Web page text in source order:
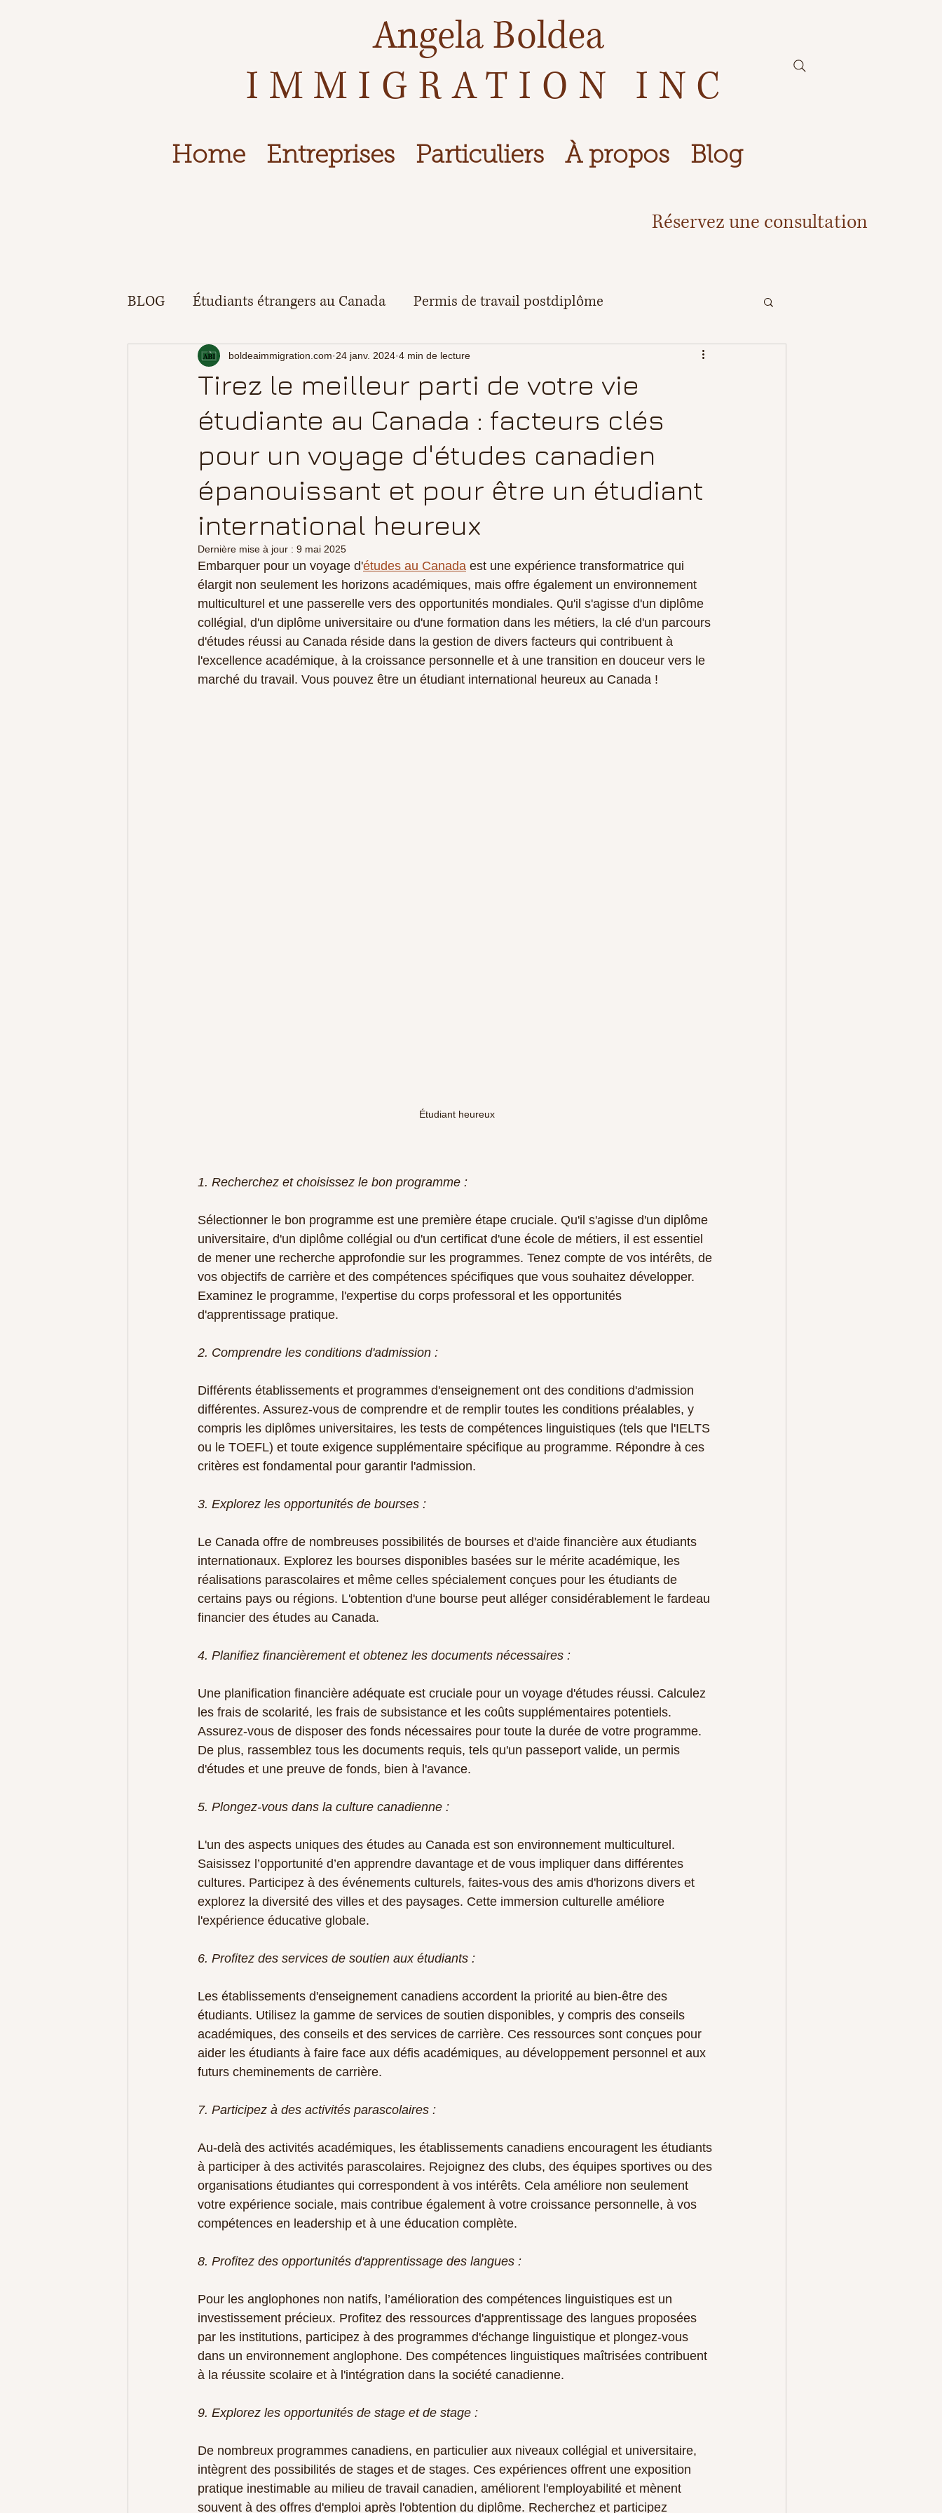
Angela Boldea
IMMIGRATION INC
Home Entreprises Particuliers À propos Blog
Réservez une consultation
BLOG Étudiants étrangers au Canada Permis de travail postdiplôme
Tirez le meilleur parti de votre vie
étudiante au Canada : facteurs clés
pour un voyage d'études canadien
épanouissant et pour être un étudiant
international heureux
boldeaimmigration.com 24 janv. 2024 4 min de lecture
Dernière mise à jour : 9 mai 2025
Embarquer pour un voyage d'études au Canada est une expérience transformatrice qui
élargit non seulement les horizons académiques, mais offre également un environnement
multiculturel et une passerelle vers des opportunités mondiales. Qu'il s'agisse d'un diplôme
collégial, d'un diplôme universitaire ou d'une formation dans les métiers, la clé d'un parcours
d'études réussi au Canada réside dans la gestion de divers facteurs qui contribuent à
l'excellence académique, à la croissance personnelle et à une transition en douceur vers le
marché du travail. Vous pouvez être un étudiant international heureux au Canada !
Étudiant heureux
1. Recherchez et choisissez le bon programme :
Sélectionner le bon programme est une première étape cruciale. Qu'il s'agisse d'un diplôme
universitaire, d'un diplôme collégial ou d'un certificat d'une école de métiers, il est essentiel
de mener une recherche approfondie sur les programmes. Tenez compte de vos intérêts, de
vos objectifs de carrière et des compétences spécifiques que vous souhaitez développer.
Examinez le programme, l'expertise du corps professoral et les opportunités
d'apprentissage pratique.
2. Comprendre les conditions d'admission :
Différents établissements et programmes d'enseignement ont des conditions d'admission
différentes. Assurez-vous de comprendre et de remplir toutes les conditions préalables, y
compris les diplômes universitaires, les tests de compétences linguistiques (tels que l'IELTS
ou le TOEFL) et toute exigence supplémentaire spécifique au programme. Répondre à ces
critères est fondamental pour garantir l'admission.
3. Explorez les opportunités de bourses :
Le Canada offre de nombreuses possibilités de bourses et d'aide financière aux étudiants
internationaux. Explorez les bourses disponibles basées sur le mérite académique, les
réalisations parascolaires et même celles spécialement conçues pour les étudiants de
certains pays ou régions. L'obtention d'une bourse peut alléger considérablement le fardeau
financier des études au Canada.
4. Planifiez financièrement et obtenez les documents nécessaires :
Une planification financière adéquate est cruciale pour un voyage d'études réussi. Calculez
les frais de scolarité, les frais de subsistance et les coûts supplémentaires potentiels.
Assurez-vous de disposer des fonds nécessaires pour toute la durée de votre programme.
De plus, rassemblez tous les documents requis, tels qu'un passeport valide, un permis
d'études et une preuve de fonds, bien à l'avance.
5. Plongez-vous dans la culture canadienne :
L'un des aspects uniques des études au Canada est son environnement multiculturel.
Saisissez l’opportunité d’en apprendre davantage et de vous impliquer dans différentes
cultures. Participez à des événements culturels, faites-vous des amis d'horizons divers et
explorez la diversité des villes et des paysages. Cette immersion culturelle améliore
l'expérience éducative globale.
6. Profitez des services de soutien aux étudiants :
Les établissements d'enseignement canadiens accordent la priorité au bien-être des
étudiants. Utilisez la gamme de services de soutien disponibles, y compris des conseils
académiques, des conseils et des services de carrière. Ces ressources sont conçues pour
aider les étudiants à faire face aux défis académiques, au développement personnel et aux
futurs cheminements de carrière.
7. Participez à des activités parascolaires :
Au-delà des activités académiques, les établissements canadiens encouragent les étudiants
à participer à des activités parascolaires. Rejoignez des clubs, des équipes sportives ou des
organisations étudiantes qui correspondent à vos intérêts. Cela améliore non seulement
votre expérience sociale, mais contribue également à votre croissance personnelle, à vos
compétences en leadership et à une éducation complète.
8. Profitez des opportunités d'apprentissage des langues :
Pour les anglophones non natifs, l’amélioration des compétences linguistiques est un
investissement précieux. Profitez des ressources d'apprentissage des langues proposées
par les institutions, participez à des programmes d'échange linguistique et plongez-vous
dans un environnement anglophone. Des compétences linguistiques maîtrisées contribuent
à la réussite scolaire et à l'intégration dans la société canadienne.
9. Explorez les opportunités de stage et de stage :
De nombreux programmes canadiens, en particulier aux niveaux collégial et universitaire,
intègrent des possibilités de stages et de stages. Ces expériences offrent une exposition
pratique inestimable au milieu de travail canadien, améliorent l'employabilité et mènent
souvent à des offres d'emploi après l'obtention du diplôme. Recherchez et participez